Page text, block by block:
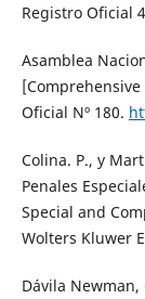
Registro Oficial
Asamblea
Oficial Nº 180.
Colina. P., y
Penales
Special and
Wolters Kluwer
Dávila